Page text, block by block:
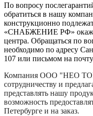
По вопросу
обратиться в нашу
конструкционно
«СНАБЖЕНИЕ РФ» окажет
центра. Обращаться по
необходимо по адресу
107 или письмом на
Компания ООО "НЕО
сотрудничеству и
представлять нашу
возможность
Петербурге и на заказ.